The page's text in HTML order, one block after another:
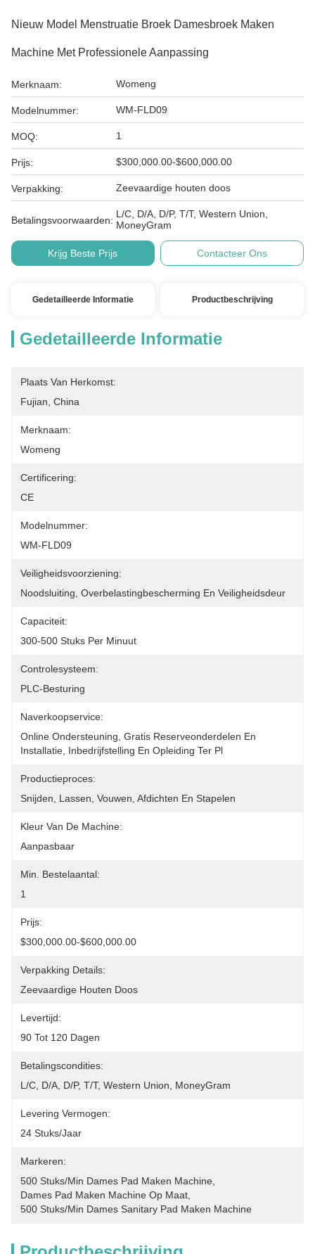
Nieuw Model Menstruatie Broek Damesbroek Maken
Machine Met Professionele Aanpassing
Merknaam: Womeng
Modelnummer: WM-FLD09
MOQ: 1
Prijs: $300,000.00-$600,000.00
Verpakking: Zeevaardige houten doos
Betalingsvoorwaarden:
L/C, D/A, D/P, T/T, Western Union,
MoneyGram
Krijg Beste Prijs Contacteer Ons
Gedetailleerde Informatie Productbeschrijving
Gedetailleerde Informatie
Plaats Van Herkomst:
Fujian, China
Merknaam:
Womeng
Certificering:
CE
Modelnummer:
WM-FLD09
Veiligheidsvoorziening:
Noodsluiting, Overbelastingbescherming En Veiligheidsdeur
Capaciteit:
300-500 Stuks Per Minuut
Controlesysteem:
PLC-Besturing
Naverkoopservice:
Online Ondersteuning, Gratis Reserveonderdelen En
Installatie, Inbedrijfstelling En Opleiding Ter Pl
Productieproces:
Snijden, Lassen, Vouwen, Afdichten En Stapelen
Kleur Van De Machine:
Aanpasbaar
Min. Bestelaantal:
1
Prijs:
$300,000.00-$600,000.00
Verpakking Details:
Zeevaardige Houten Doos
Levertijd:
90 Tot 120 Dagen
Betalingscondities:
L/C, D/A, D/P, T/T, Western Union, MoneyGram
Levering Vermogen:
24 Stuks/jaar
Markeren:
500 Stuks/min Dames Pad Maken Machine
Dames Pad Maken Machine Op Maat
500 Stuks/min Dames Sanitary Pad Maken Machine